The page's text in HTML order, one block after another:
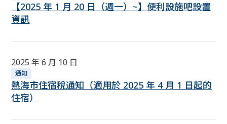
【2025 年 1 月 20 日（週一）~】便利設施吧設置
資訊
2025 年 6 月 10 日
通知
熱海市住宿稅通知（適用於 2025 年 4 月 1 日起的
住宿）